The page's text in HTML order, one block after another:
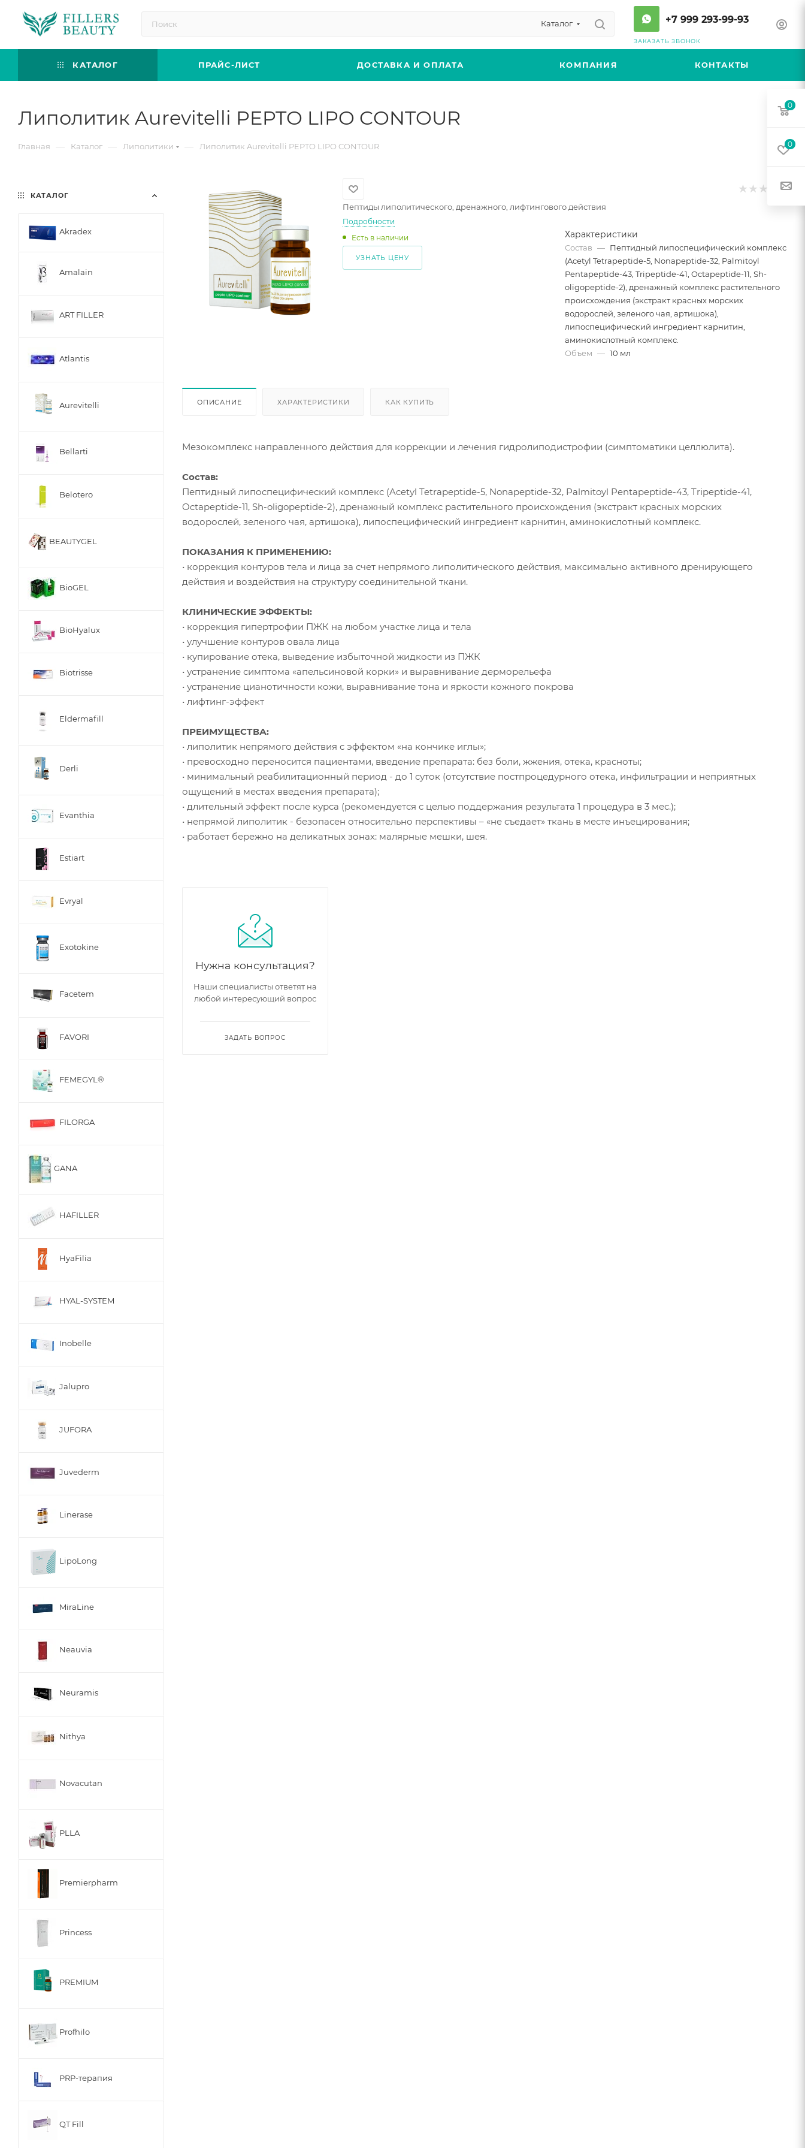
Каталог +7 999 293-99-93
ЗАКАЗАТЬ ЗВОНОК
КАТАЛОГ ПРАЙС-ЛИСТ ДОСТАВКА И ОПЛАТА КОМПАНИЯ КОНТАКТЫ
Липолитик Aurevitelli PEPTO LIPO CONTOUR
Главная — Каталог — Липолитики — Липолитик Aurevitelli PEPTO LIPO CONTOUR
Пептиды липолитического, дренажного, лифтингового действия
Подробности
Есть в наличии
УЗНАТЬ ЦЕНУ
Характеристики
Состав — Пептидный липоспецифический комплекс
(Acetyl Tetrapeptide-5, Nonapeptide-32, Palmitoyl
Pentapeptide-43, Tripeptide-41, Octapeptide-11, Sh-
oligopeptide-2), дренажный комплекс растительного
происхождения (экстракт красных морских
водорослей, зеленого чая, артишока),
липоспецифический ингредиент карнитин,
аминокислотный комплекс.
Объем — 10 мл
ОПИСАНИЕ ХАРАКТЕРИСТИКИ КАК КУПИТЬ
Мезокомплекс направленного действия для коррекции и лечения гидролиподистрофии (симптоматики целлюлита).
Состав:
Пептидный липоспецифический комплекс (Acetyl Tetrapeptide-5, Nonapeptide-32, Palmitoyl Pentapeptide-43, Tripeptide-41,
Octapeptide-11, Sh-oligopeptide-2), дренажный комплекс растительного происхождения (экстракт красных морских
водорослей, зеленого чая, артишока), липоспецифический ингредиент карнитин, аминокислотный комплекс.
ПОКАЗАНИЯ К ПРИМЕНЕНИЮ:
• коррекция контуров тела и лица за счет непрямого липолитического действия, максимально активного дренирующего
действия и воздействия на структуру соединительной ткани.
КЛИНИЧЕСКИЕ ЭФФЕКТЫ:
• коррекция гипертрофии ПЖК на любом участке лица и тела
• улучшение контуров овала лица
• купирование отека, выведение избыточной жидкости из ПЖК
• устранение симптома «апельсиновой корки» и выравнивание дерморельефа
• устранение цианотичности кожи, выравнивание тона и яркости кожного покрова
• лифтинг-эффект
ПРЕИМУЩЕСТВА:
• липолитик непрямого действия с эффектом «на кончике иглы»;
• превосходно переносится пациентами, введение препарата: без боли, жжения, отека, красноты;
• минимальный реабилитационный период - до 1 суток (отсутствие постпроцедурного отека, инфильтрации и неприятных
ощущений в местах введения препарата);
• длительный эффект после курса (рекомендуется с целью поддержания результата 1 процедура в 3 мес.);
• непрямой липолитик - безопасен относительно перспективы – «не съедает» ткань в месте инъецирования;
• работает бережно на деликатных зонах: малярные мешки, шея.
Нужна консультация?
Наши специалисты ответят на
любой интересующий вопрос
ЗАДАТЬ ВОПРОС
КАТАЛОГ
Akradex
Amalain
ART FILLER
Atlantis
Aurevitelli
Bellarti
Belotero
BEAUTYGEL
BioGEL
BioHyalux
Biotrisse
Eldermafill
Derli
Evanthia
Estiart
Evryal
Exotokine
Facetem
FAVORI
FEMEGYL®
FILORGA
GANA
HAFILLER
HyaFilia
HYAL-SYSTEM
Inobelle
Jalupro
JUFORA
Juvederm
Linerase
LipoLong
MiraLine
Neauvia
Neuramis
Nithya
Novacutan
PLLA
Premierpharm
Princess
PREMIUM
Profhilo
PRP-терапия
QT Fill
0
0